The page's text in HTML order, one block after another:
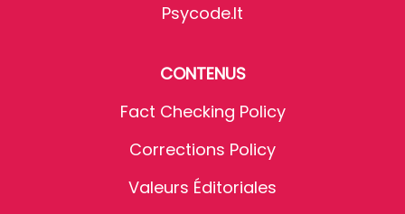
Psycode.it
CONTENUS
Fact Checking Policy
Corrections Policy
Valeurs Éditoriales